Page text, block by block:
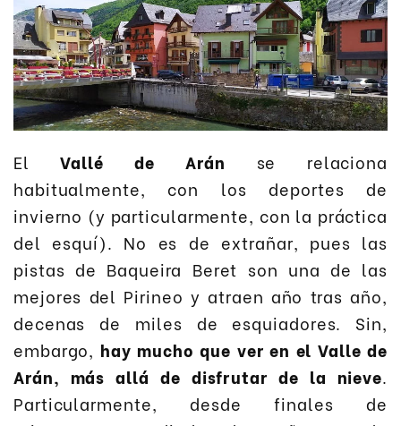
ElVallé de Arán se relaciona
habitualmente, con los deportes de
invierno (y particularmente, con la práctica
del esquí). No es de extrañar, pues las
pistas de Baqueira Beret son una de las
mejores del Pirineo y atraen año tras año,
decenas de miles de esquiadores. Sin,
embargo, hay mucho que ver en el Valle de
Arán, más allá de disfrutar de la nieve.
Particularmente, desde finales de